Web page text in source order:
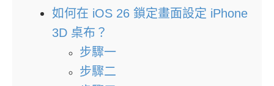
如何在 iOS 26 鎖定畫面設定 iPhone
3D 桌布？
步驟一
步驟二